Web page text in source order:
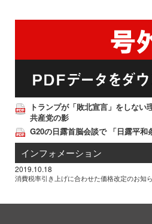
トランプが「敗北宣言」をしな
共産党の影
G20の日露首脳会談で 「日露平和
インフォメーション
2019.10.18
消費税率引き上げに合わせた価格改定のお知